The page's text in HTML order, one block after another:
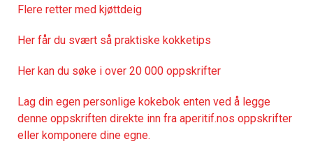
Flere retter med kjøttdeig
Her får du svært så praktiske kokketips
Her kan du søke i over 20 000 oppskrifter
Lag din egen personlige kokebok enten ved å legge
denne oppskriften direkte inn fra aperitif.nos oppskrifter
eller komponere dine egne.